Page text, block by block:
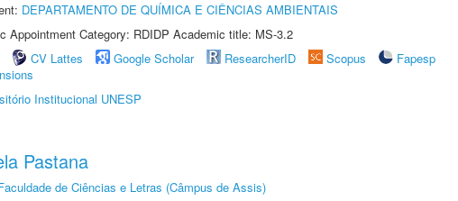
DEPARTAMENTO DE QUÍMICA E CIÊNCIAS AMBIENTAIS
Appointment Category: RDIDP Academic title: MS-3.2
CV Lattes Google Scholar ResearcherID Scopus
Fapesp
Institucional UNESP
Pastana
de Ciências e Letras (Câmpus de Assis)